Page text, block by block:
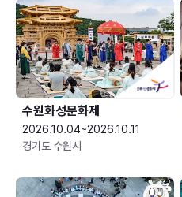
수원화성문화제
2026.10.04~2026.10.11
경기도 수원시